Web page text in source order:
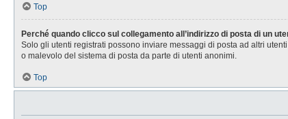
Top
Perché quando clicco sul collegamento all’indirizzo di posta di un
Solo gli utenti registrati possono inviare messaggi di posta ad altri
o malevolo del sistema di posta da parte di utenti anonimi.
Top